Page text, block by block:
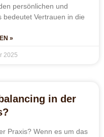
persönlichen und
bedeutet Vertrauen in die
»
2025
in der
Praxis? Wenn es um das